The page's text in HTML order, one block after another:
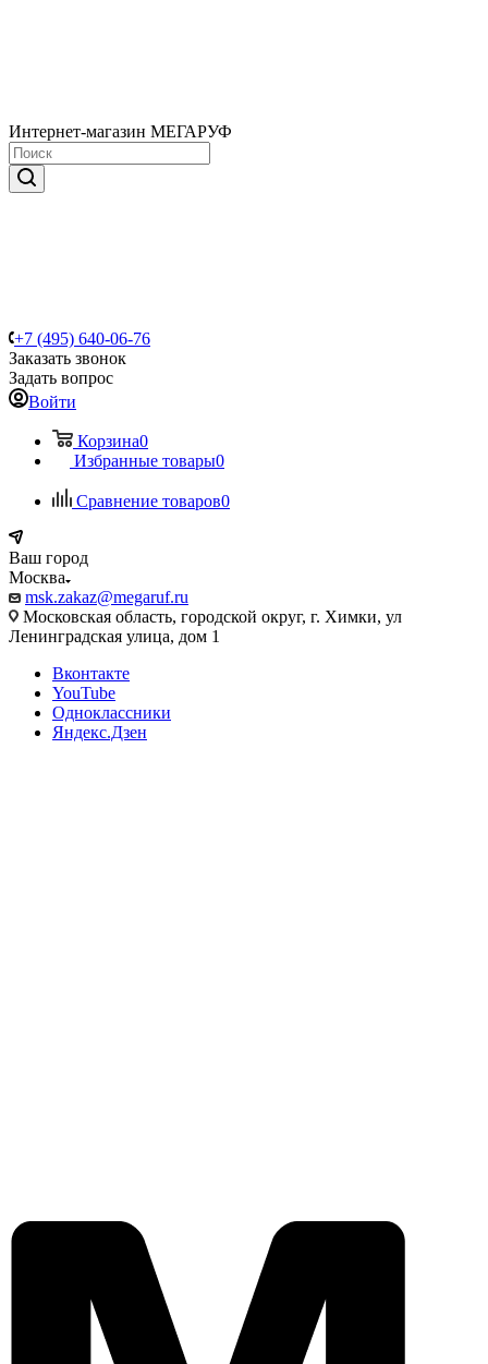
Интернет-магазин МЕГАРУФ
+7 (495) 640-06-76
Заказать звонок
Задать вопрос
Войти
Корзина0
Избранные товары0
Сравнение товаров0
Ваш город
Москва
msk.zakaz@megaruf.ru
Московская область, городской округ, г. Химки, ул
Ленинградская улица, дом 1
Вконтакте
YouTube
Одноклассники
Яндекс.Дзен